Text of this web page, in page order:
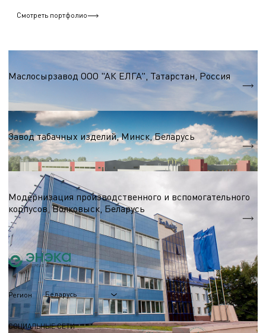
Смотреть портфолио
Пищевая промышленность
Маслосырзавод ООО "АК ЕЛГА", Татарстан, Россия
Пищевая промышленность
Завод табачных изделий, Минск, Беларусь
S = 6 000 м.кв.
Пищевая промышленность
Модернизация производственного и вспомогательного
корпусов, Волковыск, Беларусь
S = 7 864 м.кв.
Регион Беларусь
СОЦИАЛЬНЫЕ СЕТИ